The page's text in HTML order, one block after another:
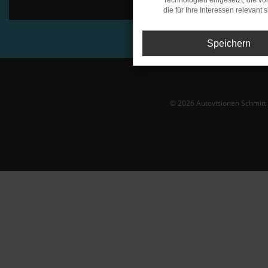
© 2026 Autovisionen
die für Ihre Interessen relevant
Speichern